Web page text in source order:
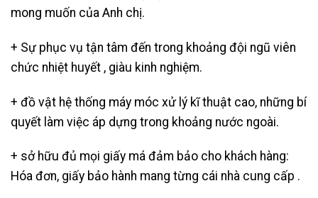
mong muốn của Anh chị.
+ Sự phục vụ tận tâm đến trong khoảng đội ngũ viên
chức nhiệt huyết , giàu kinh nghiệm.
+ đồ vật hệ thống máy móc xử lý kĩ thuật cao, những bí
quyết làm việc áp dựng trong khoảng nước ngoài.
+ sở hữu đủ mọi giấy má đảm bảo cho khách hàng:
Hóa đơn, giấy bảo hành mang từng cái nhà cung cấp .